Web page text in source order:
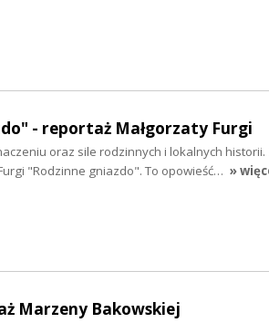
- reportaż Małgorzaty Furgi
oraz sile rodzinnych i lokalnych
"Rodzinne gniazdo". To opowieść… »
Marzeny Bakowskiej